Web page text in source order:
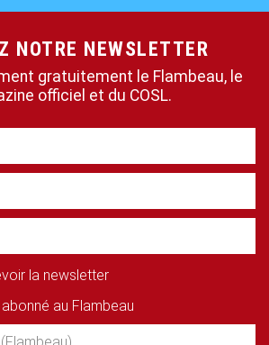
NOTRE NEWSLETTER
gratuitement le Flambeau, le
officiel et du COSL.
la newsletter
au Flambeau